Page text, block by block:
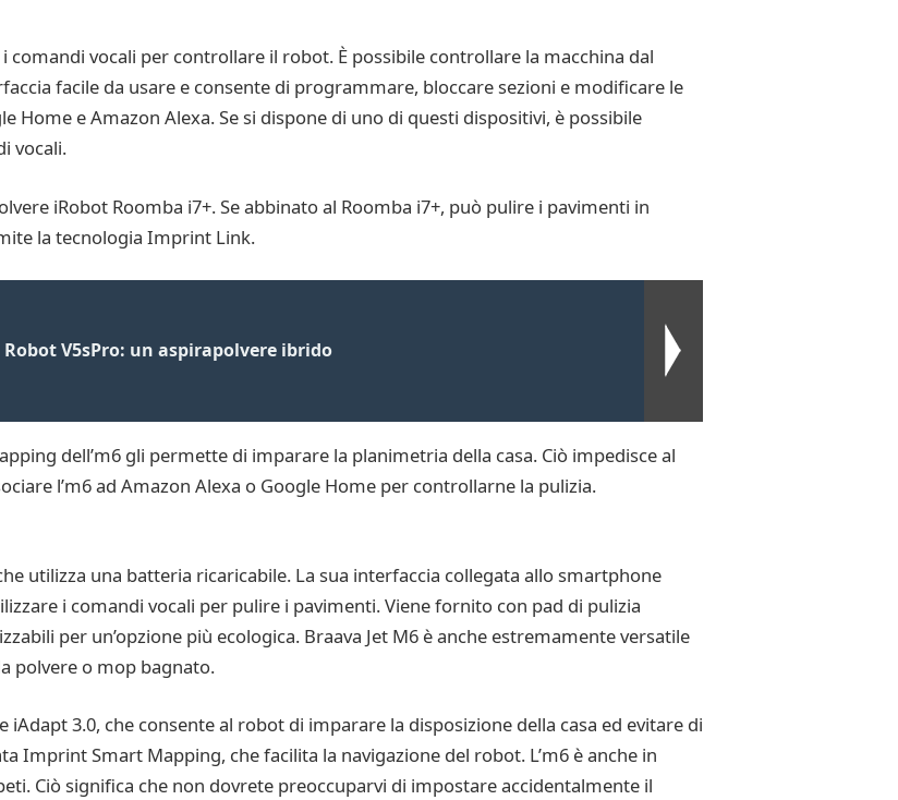
comandi vocali per controllare il robot. È possibile controllare la macchina dal
facile da usare e consente di programmare, bloccare sezioni e modificare le
Home e Amazon Alexa. Se si dispone di uno di questi dispositivi, è possibile
vocali.
iRobot Roomba i7+. Se abbinato al Roomba i7+, può pulire i pavimenti in
la tecnologia Imprint Link.
Robot V5sPro: un aspirapolvere ibrido
dell’m6 gli permette di imparare la planimetria della casa. Ciò impedisce al
l’m6 ad Amazon Alexa o Google Home per controllarne la pulizia.
utilizza una batteria ricaricabile. La sua interfaccia collegata allo smartphone
i comandi vocali per pulire i pavimenti. Viene fornito con pad di pulizia
per un’opzione più ecologica. Braava Jet M6 è anche estremamente versatile
polvere o mop bagnato.
3.0, che consente al robot di imparare la disposizione della casa ed evitare di
Imprint Smart Mapping, che facilita la navigazione del robot. L’m6 è anche in
Ciò significa che non dovrete preoccuparvi di impostare accidentalmente il